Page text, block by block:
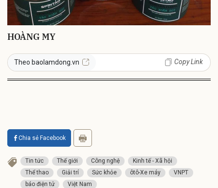
HOÀNG MY
Theo baolamdong.vn Copy Link
Chia sẻ Facebook
Tin tức Thế giới Công nghệ
Kinh tế - Xã hội
Thể thao
Giải trí Sức khỏe ôtô-Xe máy
VNPT
báo điện tử
Việt Nam